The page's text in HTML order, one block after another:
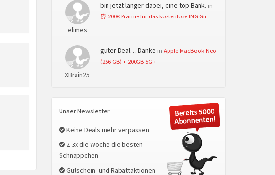
elimes
bin jetzt länger dabei, eine top Bank. in
⏰ 200€ Prämie für das kostenlose ING Gir
XBrain25
guter Deal… Danke in Apple MacBook Neo
(256 GB) + 200GB 5G +
Unser Newsletter
Keine Deals mehr verpassen
2-3x die Woche die besten
Schnäppchen
Gutschein- und Rabattaktionen